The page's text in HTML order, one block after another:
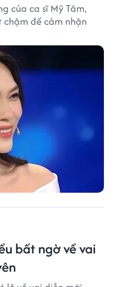
của ca sĩ Mỹ Tâm,
để cảm nhận
bất ngờ về vai